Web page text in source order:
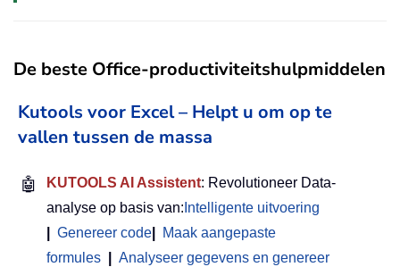
De beste Office-productiviteitshulpmiddelen
Kutools voor Excel – Helpt u om op te
vallen tussen de massa
🤖 KUTOOLS AI Assistent: Revolutioneer Data-
analyse op basis van: Intelligente uitvoering
Genereer code
Maak aangepaste
formules
Analyseer gegevens en genereer